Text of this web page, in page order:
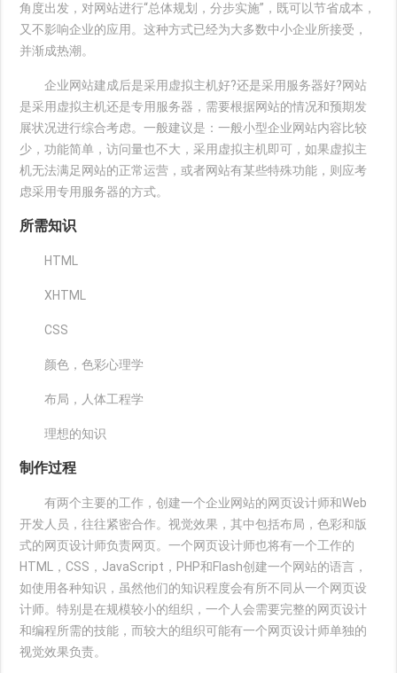
角度出发，对网站进行“总体规划，分步实施”，既可以节省成本，
又不影响企业的应用。这种方式已经为大多数中小企业所接受，
并渐成热潮。
企业网站建成后是采用虚拟主机好?还是采用服务器好?网站
是采用虚拟主机还是专用服务器，需要根据网站的情况和预期发
展状况进行综合考虑。一般建议是：一般小型企业网站内容比较
少，功能简单，访问量也不大，采用虚拟主机即可，如果虚拟主
机无法满足网站的正常运营，或者网站有某些特殊功能，则应考
虑采用专用服务器的方式。
所需知识
HTML
XHTML
CSS
颜色，色彩心理学
布局，人体工程学
理想的知识
制作过程
有两个主要的工作，创建一个企业网站的网页设计师和Web
开发人员，往往紧密合作。视觉效果，其中包括布局，色彩和版
式的网页设计师负责网页。一个网页设计师也将有一个工作的
HTML，CSS，JavaScript，PHP和Flash创建一个网站的语言，
如使用各种知识，虽然他们的知识程度会有所不同从一个网页设
计师。特别是在规模较小的组织，一个人会需要完整的网页设计
和编程所需的技能，而较大的组织可能有一个网页设计师单独的
视觉效果负责。